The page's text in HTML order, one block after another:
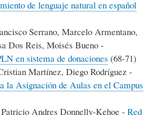
de lenguaje natural en español
Serrano, Marcelo Armentano,
Dos Reis, Moisés Bueno -
en sistema de donaciones (68-71)
Martínez, Diego Rodríguez -
la Asignación de Aulas en el Campus
Andres Donnelly-Kehoe - Red